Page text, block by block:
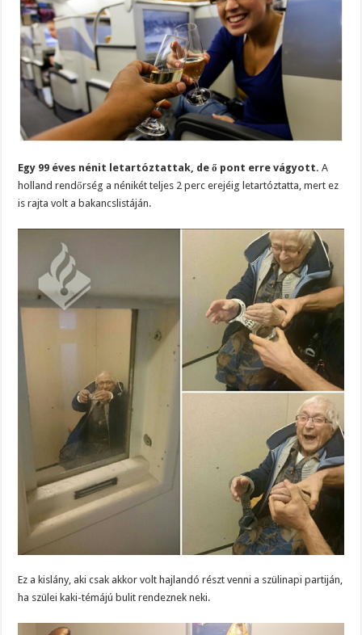
Egy 99 éves nénit letartóztattak, de ő pont erre vágyott. A
holland rendőrség a nénikét teljes 2 perc erejéig letartóztatta, mert ez
is rajta volt a bakancslistáján.
Ez a kislány, aki csak akkor volt hajlandó részt venni a szülinapi partiján,
ha szülei kaki-témájú bulit rendeznek neki.